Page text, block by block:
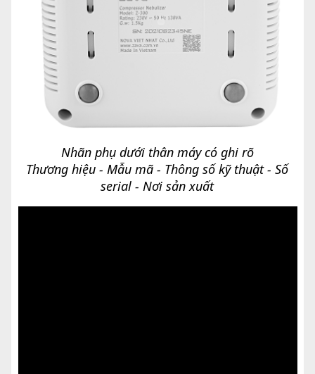
Nhãn phụ dưới thân máy có ghi rõ
Thương hiệu - Mẫu mã - Thông số kỹ thuật - Số
serial - Nơi sản xuất